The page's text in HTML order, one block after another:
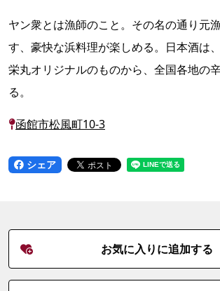
ヤン衆とは漁師のこと。その名の通り元
す、豪快な浜料理が楽しめる。日本酒は
栄丸オリジナルのものから、全国各地の
る。
函館市松風町10-3
シェア
お気に入りに追加する